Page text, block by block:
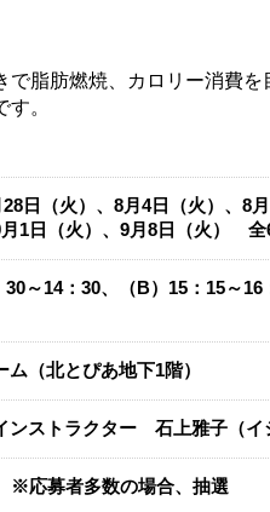
脂肪燃焼、カロリー消費を
。
日（火）、8月4日（火）、8
月1日（火）、9月8日（火） 全
30～14：30、（B）15：15～
ム（北とぴあ地下1階）
ンストラクター 石上雅子（イ
応募者多数の場合、抽選